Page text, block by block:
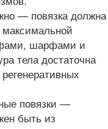
— повязка должна
шарфами и
тела достаточна
повязки —
быть из